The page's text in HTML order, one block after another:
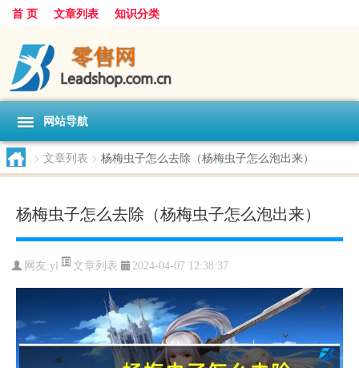
首 页 文章列表 知识分类
网站导航
> 文章列表 > 杨梅虫子怎么去除（杨梅虫子怎么泡出来）
杨梅虫子怎么去除（杨梅虫子怎么泡出来）
网友:yl 文章列表 2024-04-07 12:38:37